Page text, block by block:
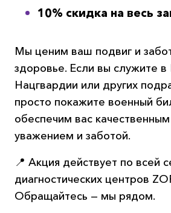
10% скидка на весь
Мы ценим ваш подвиг и
здоровье. Если вы служите в
Нацгвардии или других
просто покажите военный
обеспечим вас
уважением и заботой.
📍 Акция действует по всей
диагностических центров
Обращайтесь — мы рядом.